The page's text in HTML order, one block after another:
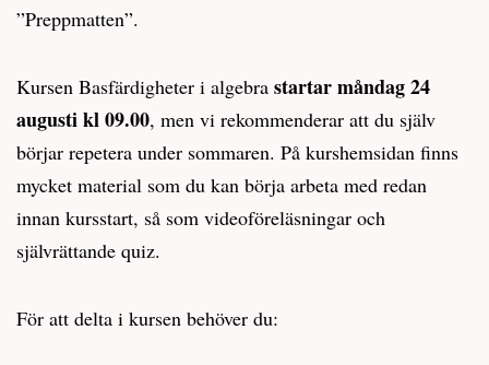
”Preppmatten”.
Kursen Basfärdigheter i algebra startar måndag 24
augusti kl 09.00, men vi rekommenderar att du själv
börjar repetera under sommaren. På kurshemsidan finns
mycket material som du kan börja arbeta med redan
innan kursstart, så som videoföreläsningar och
självrättande quiz.
För att delta i kursen behöver du: